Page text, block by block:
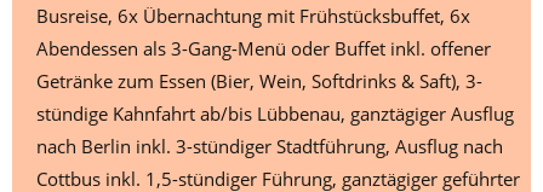
Busreise, 6x Übernachtung mit Frühstücksbuffet, 6x
Abendessen als 3-Gang-Menü oder Buffet inkl. offener
Getränke zum Essen (Bier, Wein, Softdrinks & Saft), 3-
stündige Kahnfahrt ab/bis Lübbenau, ganztägiger Ausflug
nach Berlin inkl. 3-stündiger Stadtführung, Ausflug nach
Cottbus inkl. 1,5-stündiger Führung, ganztägiger geführter